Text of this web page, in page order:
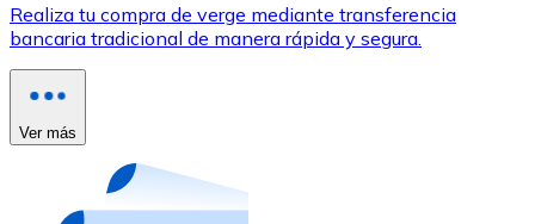
Utiliza tarjetas Visa y Mastercard para comprar
Comprar con tarjeta
Compra tarjetas regalo de tus marcas favoritas con
Realiza tu compra de verge mediante transferencia
bancaria tradicional de manera rápida y segura.
Ver más